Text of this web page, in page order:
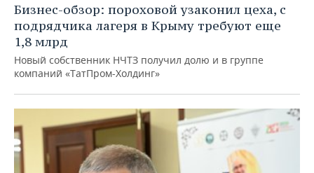
Бизнес-обзор: пороховой узаконил цеха, с
подрядчика лагеря в Крыму требуют еще
1,8 млрд
Новый собственник НЧТЗ получил долю и в группе
компаний «ТатПром-Холдинг»